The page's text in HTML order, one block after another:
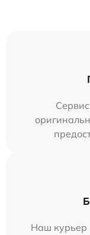
Наш курьер